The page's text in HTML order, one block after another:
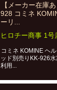
【メーカー在庫
928 コミネ
ーリ...
ヒロチー商事 1号
コミネ KOMINE ヘ
ッド別売りKK-926
利用...